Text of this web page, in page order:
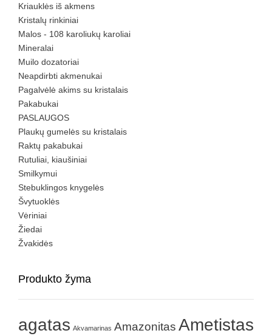
Kriauklės iš akmens
Kristalų rinkiniai
Malos - 108 karoliukų karoliai
Mineralai
Muilo dozatoriai
Neapdirbti akmenukai
Pagalvėlė akims su kristalais
Pakabukai
PASLAUGOS
Plaukų gumelės su kristalais
Raktų pakabukai
Rutuliai, kiaušiniai
Smilkymui
Stebuklingos knygelės
Švytuoklės
Vėriniai
Žiedai
Žvakidės
Produkto žyma
agatas Akvamarinas Amazonitas Ametistas